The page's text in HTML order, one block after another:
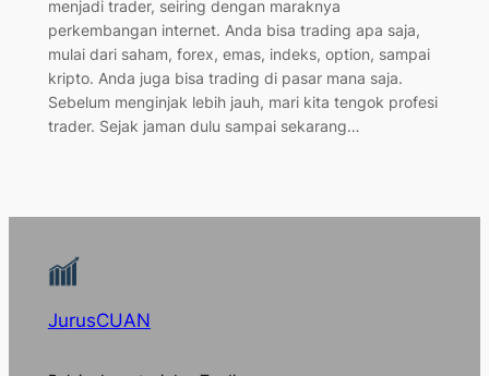
menjadi trader, seiring dengan maraknya
perkembangan internet. Anda bisa trading apa saja,
mulai dari saham, forex, emas, indeks, option, sampai
kripto. Anda juga bisa trading di pasar mana saja.
Sebelum menginjak lebih jauh, mari kita tengok profesi
trader. Sejak jaman dulu sampai sekarang…
JurusCUAN